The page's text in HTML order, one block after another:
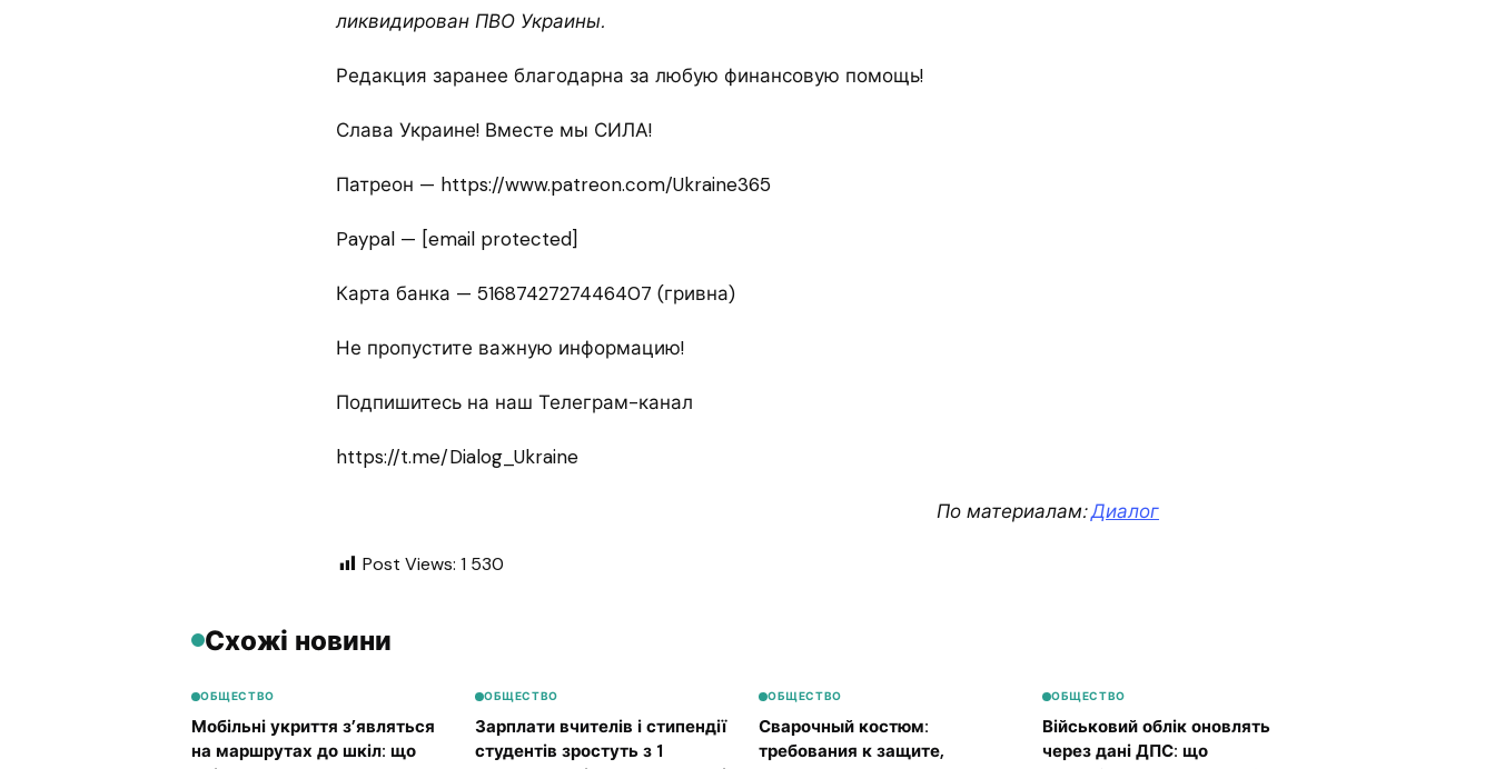
ликвидирован ПВО Украины.
Редакция заранее благодарна за любую финансовую помощь!
Слава Украине! Вместе мы СИЛА!
Патреон — https://www.patreon.com/Ukraine365
Paypal — [email protected]
Карта банка — 5168742727446407 (гривна)
Не пропустите важную информацию!
Подпишитесь на наш Телеграм-канал
https://t.me/Dialog_Ukraine
По материалам:Диалог
Post Views: 1 530
Схожі новини
ОБЩЕСТВО
Мобільні укриття з’являться
на маршрутах до шкіл: що
ОБЩЕСТВО
Зарплати вчителів і стипендії
студентів зростуть з 1
ОБЩЕСТВО
Сварочный костюм:
требования к защите,
ОБЩЕСТВО
Військовий облік оновлять
через дані ДПС: що